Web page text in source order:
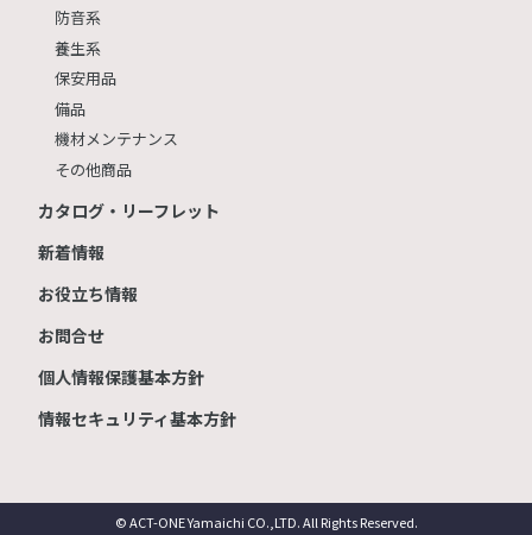
防音系
養生系
保安用品
備品
機材メンテナンス
その他商品
カタログ・リーフレット
新着情報
お役立ち情報
お問合せ
個人情報保護基本方針
情報セキュリティ基本方針
© ACT-ONE Yamaichi CO.,LTD. All Rights Reserved.